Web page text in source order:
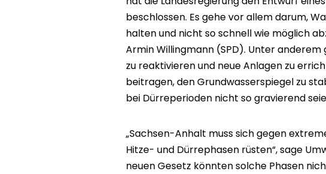
beschlossen. Es gehe vor allem darum,
halten und nicht so schnell wie möglich
Armin Willingmann (SPD). Unter
zu reaktivieren und neue Anlagen zu
beitragen, den Grundwasserspiegel zu
bei Dürreperioden nicht so gravierend
„Sachsen-Anhalt muss sich gegen
Hitze- und Dürrephasen rüsten“, sage
neuen Gesetz könnten solche Phasen